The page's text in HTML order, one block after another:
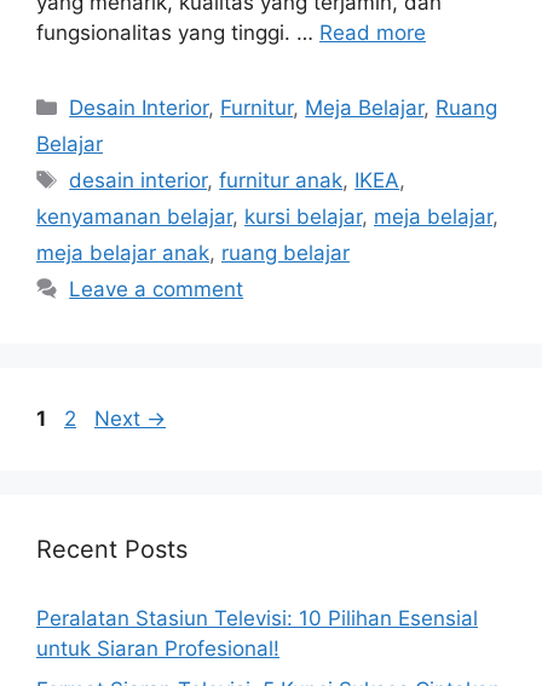
fungsionalitas yang tinggi. … Read more
Categories
Desain Interior, Furnitur, Meja Belajar, Ruang
Belajar
Tags
desain interior,furnitur anak, IKEA,
kenyamanan belajar, kursi belajar, meja belajar,
meja belajar anak, ruang belajar
Leave a comment
Page
1 Page
2 Next →
Recent Posts
Peralatan Stasiun Televisi: 10 Pilihan Esensial
untuk Siaran Profesional!